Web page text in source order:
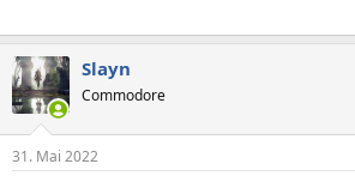
Slayn
Commodore
31. Mai 2022